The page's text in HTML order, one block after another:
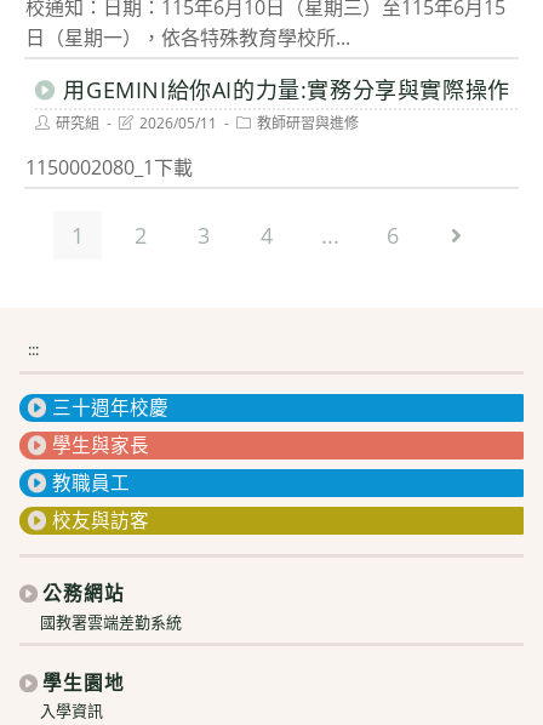
校通知：日期：115年6月10日（星期三）至115年6月15
日（星期一），依各特殊教育學校所...
用GEMINI給你AI的力量:實務分享與實際操作
Post研究組
Post
modified:
2026/05/11
Post教師研習與進修
1150002080_1下載
1 2 3 4 ... 6 Go to
:::
三十週年校慶
學生與家長
教職員工
校友與訪客
公務網站
國教署雲端差勤系統
學生園地
入學資訊